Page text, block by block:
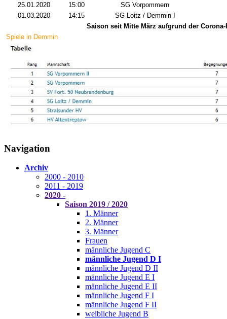
25.01.2020
15:00
SG Vorpommern
01.03.2020
14:15
SG Loitz / Demmin I
Saison seit Mitte März aufgrund der
Spiele in Demmin
Navigation
Archiv
2000 - 2010
2011 - 2019
2020 -
Saison 2019 / 2020
1. Männer
2. Männer
3. Männer
Frauen
männliche Jugend C
männliche Jugend D I
männliche Jugend D II
männliche Jugend E I
männliche Jugend E II
männliche Jugend F I
männliche Jugend F II
weibliche Jugend B